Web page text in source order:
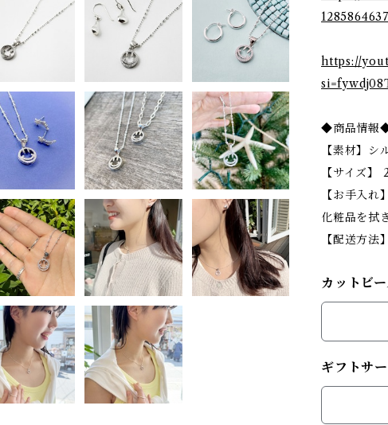
https://
◆商品情報
【素材】シ
【サイズ
【お手入
化粧品を拭
【配送方
カットビ
ギフトサ